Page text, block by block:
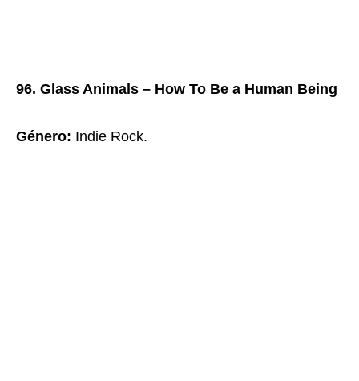
96. Glass Animals – How To Be a Human Being
Género: Indie Rock.